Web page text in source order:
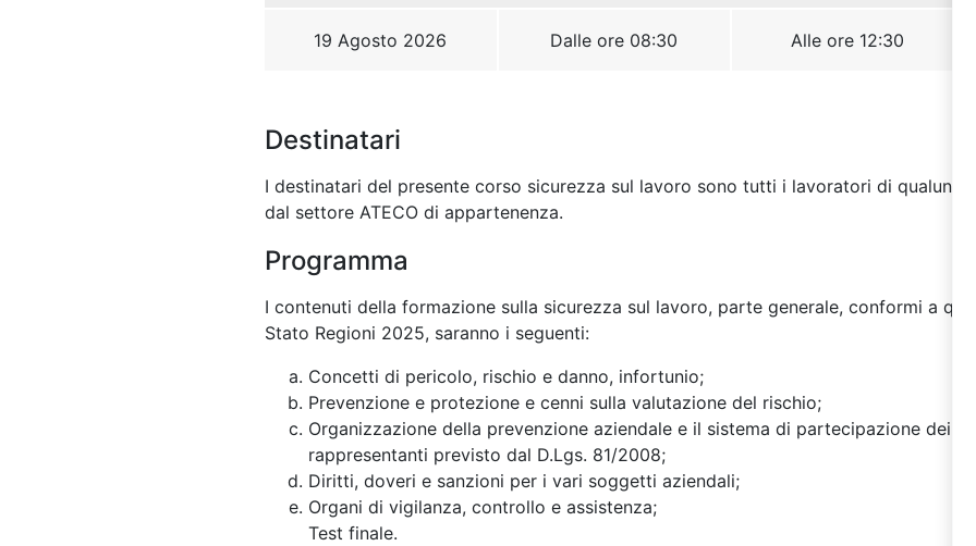
Destinatari
I destinatari del presente corso sicurezza sul lavoro sono tutti i lavoratori di
dal settore ATECO di appartenenza.
Programma
I contenuti della formazione sulla sicurezza sul lavoro, parte generale, conformi a
Stato Regioni 2025, saranno i seguenti:
Concetti di pericolo, rischio e danno, infortunio;
Prevenzione e protezione e cenni sulla valutazione del rischio;
Organizzazione della prevenzione aziendale e il sistema di partecipazione dei
rappresentanti previsto dal D.Lgs. 81/2008;
Diritti, doveri e sanzioni per i vari soggetti aziendali;
Organi di vigilanza, controllo e assistenza;
Test finale.